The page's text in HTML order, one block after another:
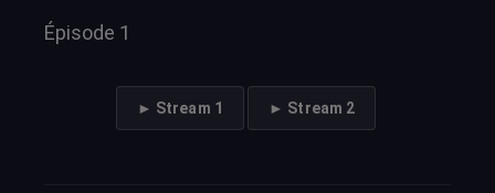
Épisode 1
► Stream 1 ► Stream 2